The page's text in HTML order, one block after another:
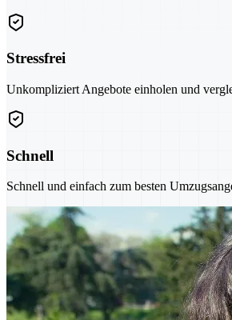
Stressfrei
Unkompliziert Angebote einholen und
Schnell
Schnell und einfach zum besten